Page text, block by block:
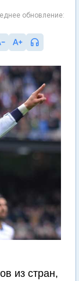
обновление:
из стран,